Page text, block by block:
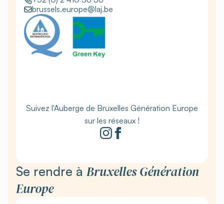
brussels.europe@laj.be
Suivez l'Auberge de Bruxelles Génération Europe
sur les réseaux !
Se rendre à Bruxelles Génération
Europe